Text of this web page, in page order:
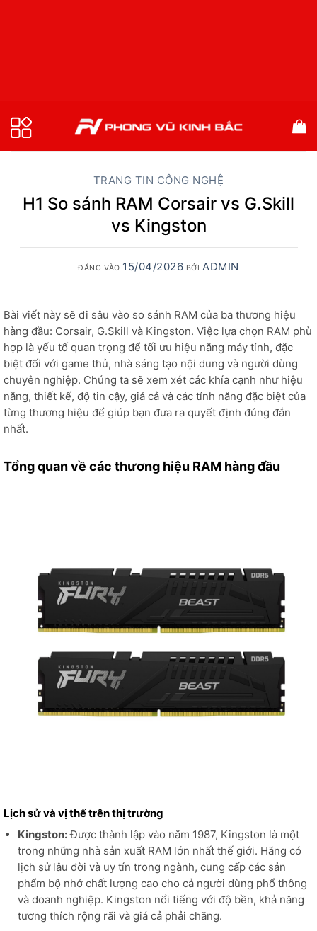
TRANG TIN CÔNG NGHỆ
H1 So sánh RAM Corsair vs G.Skill
vs Kingston
ĐĂNG VÀO 15/04/2026 BỞI ADMIN
Bài viết này sẽ đi sâu vào so sánh RAM của ba thương hiệu
hàng đầu: Corsair, G.Skill và Kingston. Việc lựa chọn RAM phù
hợp là yếu tố quan trọng để tối ưu hiệu năng máy tính, đặc
biệt đối với game thủ, nhà sáng tạo nội dung và người dùng
chuyên nghiệp. Chúng ta sẽ xem xét các khía cạnh như hiệu
năng, thiết kế, độ tin cậy, giá cả và các tính năng đặc biệt của
từng thương hiệu để giúp bạn đưa ra quyết định đúng đắn
nhất.
Tổng quan về các thương hiệu RAM hàng đầu
Lịch sử và vị thế trên thị trường
Kingston:Được thành lập vào năm 1987, Kingston là một
trong những nhà sản xuất RAM lớn nhất thế giới. Hãng có
lịch sử lâu đời và uy tín trong ngành, cung cấp các sản
phẩm bộ nhớ chất lượng cao cho cả người dùng phổ thông
và doanh nghiệp. Kingston nổi tiếng với độ bền, khả năng
tương thích rộng rãi và giá cả phải chăng.